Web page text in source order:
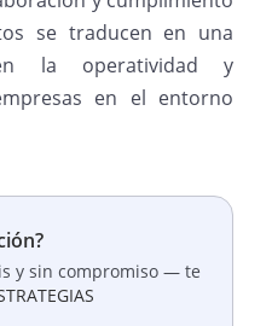
se traducen en una
la operatividad y
en el entorno
y sin compromiso — te